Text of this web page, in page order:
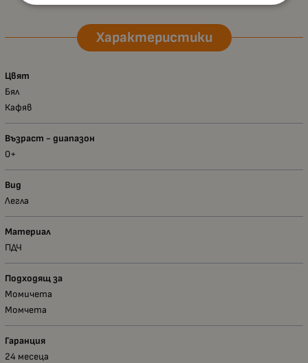
Характеристики
Цвят
Бял
Кафяв
Възраст - диапазон
0+
Вид
Легла
Материал
ПДЧ
Подходящ за
Момичета
Момчета
Гаранция
24 месеца